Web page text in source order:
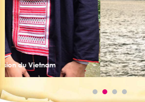
Vivez la magie de la